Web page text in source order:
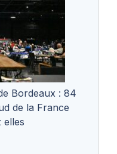
Bordeaux : 84
de la France
elles